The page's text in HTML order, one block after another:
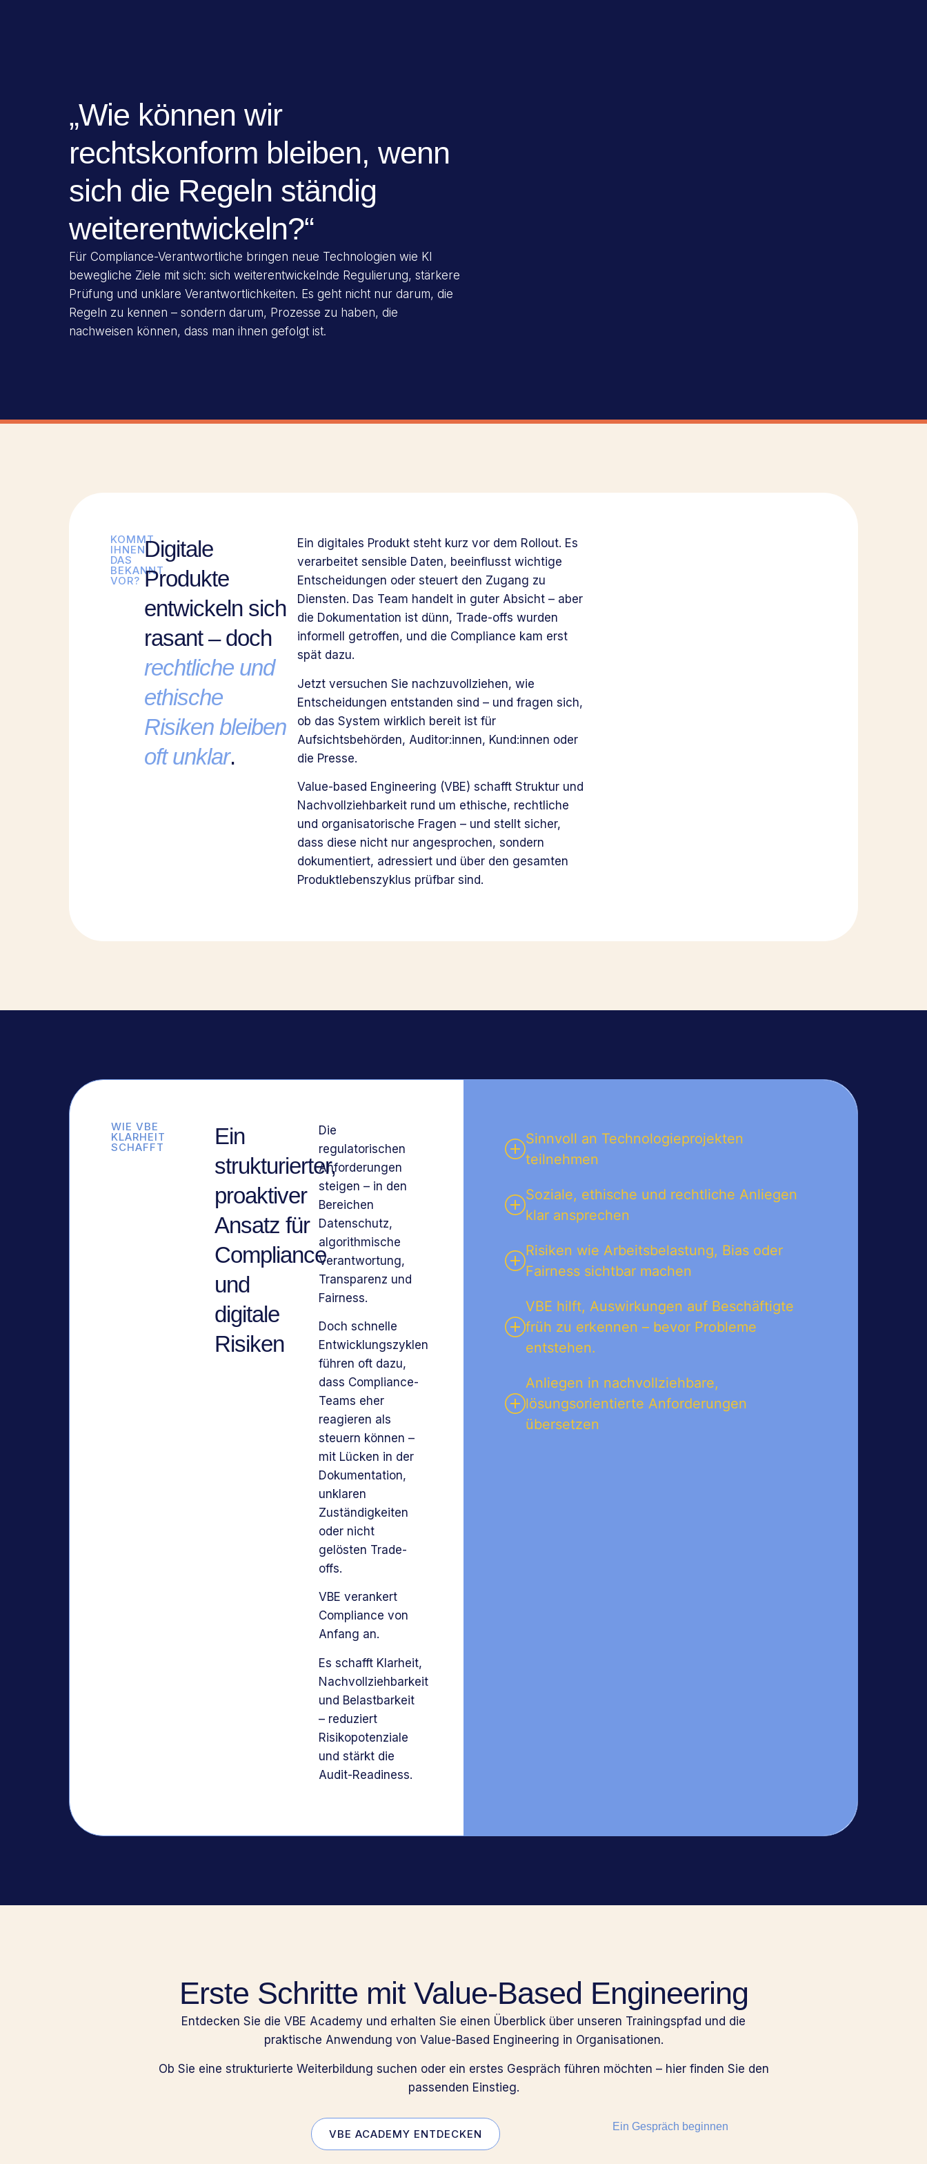
„Wie können wir
rechtskonform bleiben, wenn
sich die Regeln ständig
weiterentwickeln?“
Für Compliance-Verantwortliche bringen neue Technologien wie KI
bewegliche Ziele mit sich: sich weiterentwickelnde Regulierung, stärkere
Prüfung und unklare Verantwortlichkeiten. Es geht nicht nur darum, die
Regeln zu kennen – sondern darum, Prozesse zu haben, die
nachweisen können, dass man ihnen gefolgt ist.
KOMMT
IHNEN
DAS
BEKANNT
VOR?
Digitale
Produkte
entwickeln sich
rasant – doch
rechtliche und
ethische
Risiken bleiben
oft unklar.
Ein digitales Produkt steht kurz vor dem Rollout. Es
verarbeitet sensible Daten, beeinflusst wichtige
Entscheidungen oder steuert den Zugang zu
Diensten. Das Team handelt in guter Absicht – aber
die Dokumentation ist dünn, Trade-offs wurden
informell getroffen, und die Compliance kam erst
spät dazu.
Jetzt versuchen Sie nachzuvollziehen, wie
Entscheidungen entstanden sind – und fragen sich,
ob das System wirklich bereit ist für
Aufsichtsbehörden, Auditor:innen, Kund:innen oder
die Presse.
Value-based Engineering (VBE) schafft Struktur und
Nachvollziehbarkeit rund um ethische, rechtliche
und organisatorische Fragen – und stellt sicher,
dass diese nicht nur angesprochen, sondern
dokumentiert, adressiert und über den gesamten
Produktlebenszyklus prüfbar sind.
WIE VBE
KLARHEIT
SCHAFFT
Ein
strukturierter,
proaktiver
Ansatz für
Compliance
und
digitale
Risiken
Die
regulatorischen
Anforderungen
steigen – in den
Bereichen
Datenschutz,
algorithmische
Verantwortung,
Transparenz und
Fairness.
Doch schnelle
Entwicklungszyklen
führen oft dazu,
dass Compliance-
Teams eher
reagieren als
steuern können –
mit Lücken in der
Dokumentation,
unklaren
Zuständigkeiten
oder nicht
gelösten Trade-
offs.
VBE verankert
Compliance von
Anfang an.
Es schafft Klarheit,
Nachvollziehbarkeit
und Belastbarkeit
– reduziert
Risikopotenziale
und stärkt die
Audit-Readiness.
Sinnvoll an Technologieprojekten
teilnehmen
Soziale, ethische und rechtliche Anliegen
klar ansprechen
Risiken wie Arbeitsbelastung, Bias oder
Fairness sichtbar machen
VBE hilft, Auswirkungen auf Beschäftigte
früh zu erkennen – bevor Probleme
entstehen.
Anliegen in nachvollziehbare,
lösungsorientierte Anforderungen
übersetzen
Erste Schritte mit Value-Based Engineering
Entdecken Sie die VBE Academy und erhalten Sie einen Überblick über unseren Trainingspfad und die
praktische Anwendung von Value-Based Engineering in Organisationen.
Ob Sie eine strukturierte Weiterbildung suchen oder ein erstes Gespräch führen möchten – hier finden Sie den
passenden Einstieg.
VBE ACADEMY ENTDECKEN
Ein Gespräch beginnen